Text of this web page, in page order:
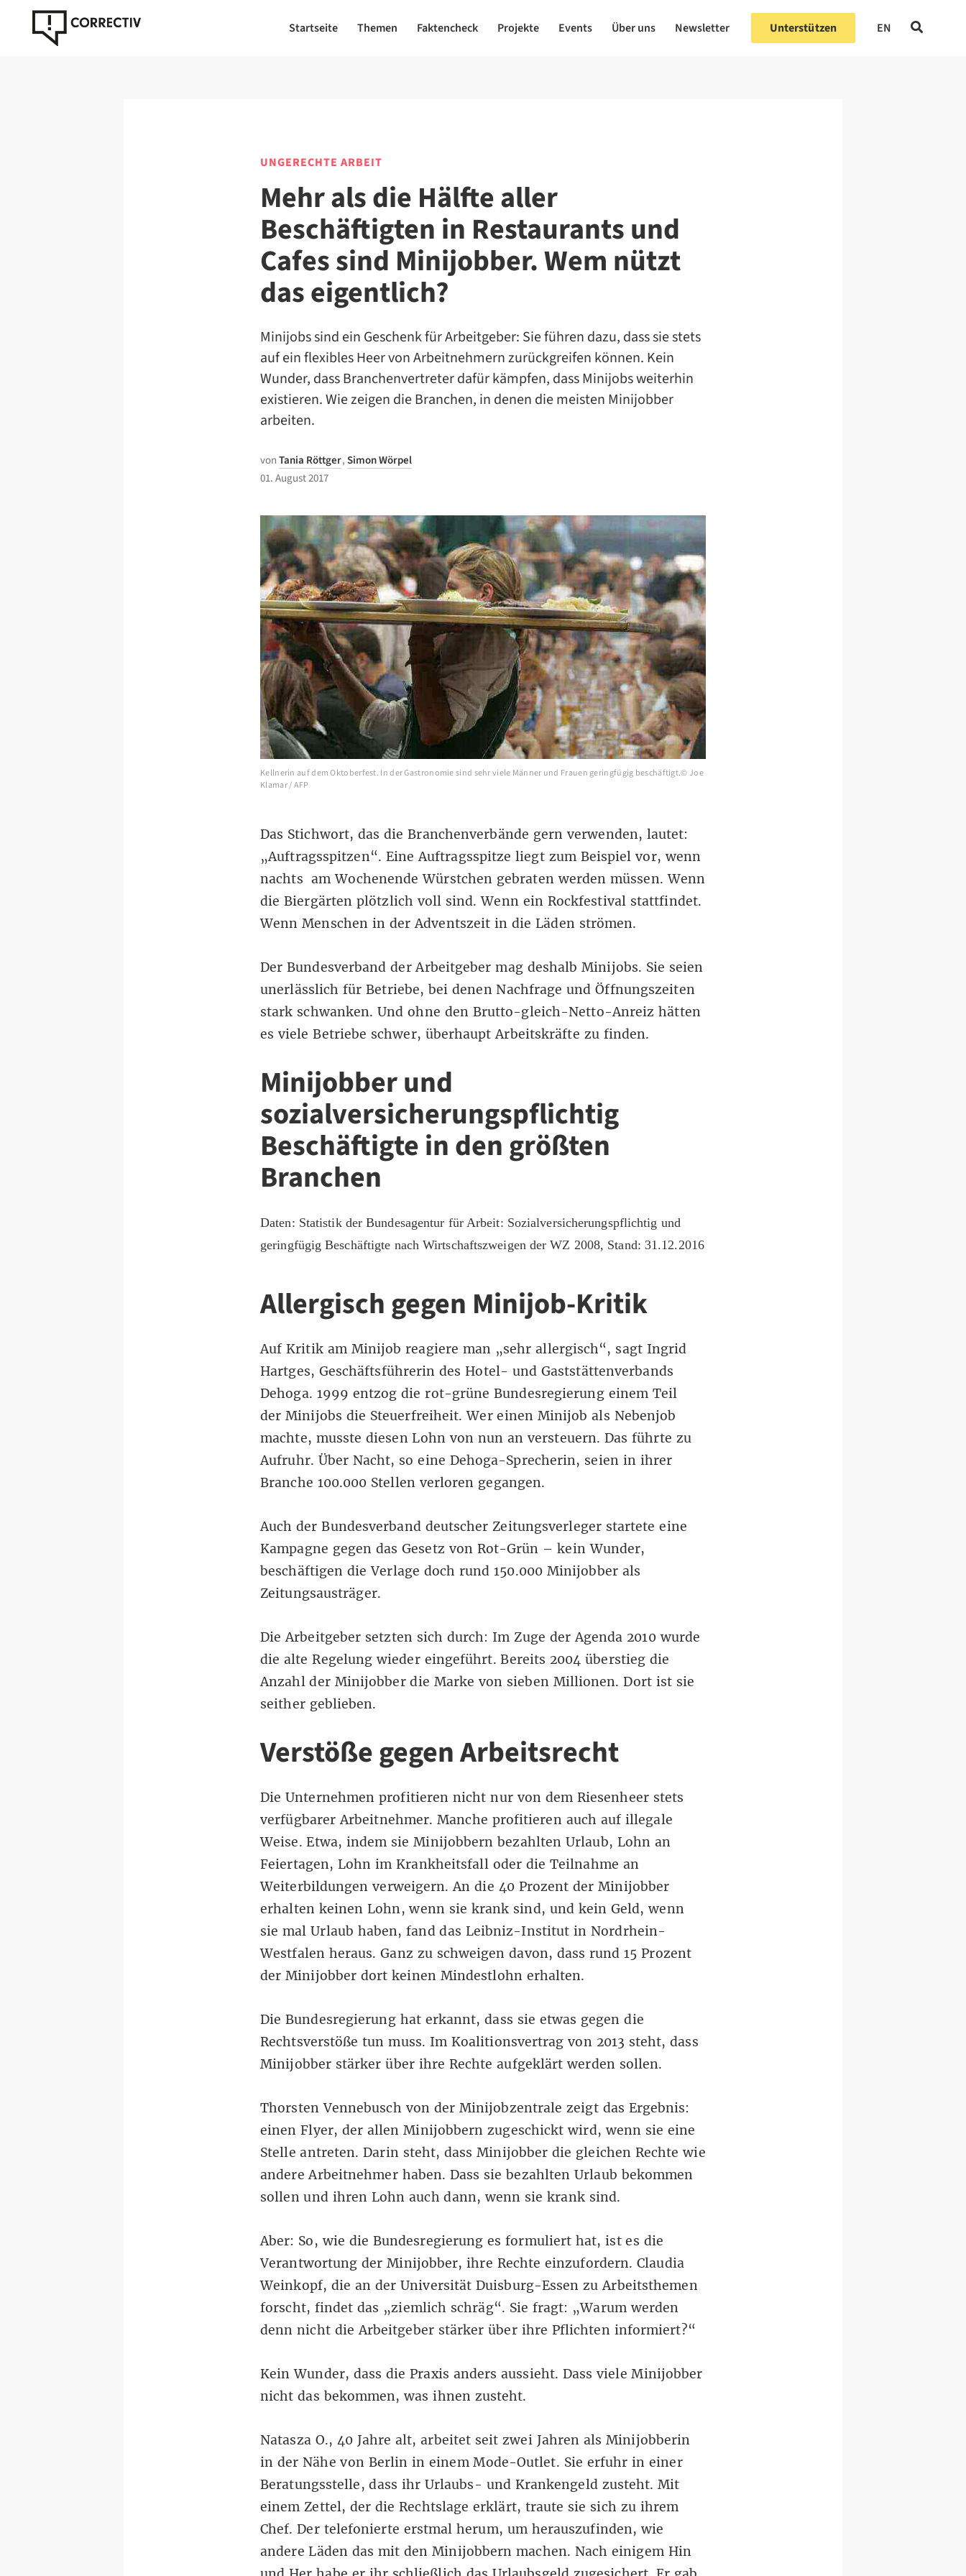
Startseite Themen Faktencheck Projekte Events Über uns Newsletter Unterstützen EN
UNGERECHTE ARBEIT
Mehr als die Hälfte aller
Beschäftigten in Restaurants und
Cafes sind Minijobber. Wem nützt
das eigentlich?
Minijobs sind ein Geschenk für Arbeitgeber: Sie führen dazu, dass sie stets
auf ein flexibles Heer von Arbeitnehmern zurückgreifen können. Kein
Wunder, dass Branchenvertreter dafür kämpfen, dass Minijobs weiterhin
existieren. Wie zeigen die Branchen, in denen die meisten Minijobber
arbeiten.
vonTania Röttger,Simon Wörpel
01. August 2017
Kellnerin auf dem Oktoberfest. In der Gastronomie sind sehr viele Männer und Frauen geringfügig beschäftigt.© Joe
Klamar / AFP
Das Stichwort, das die Branchenverbände gern verwenden, lautet:
„Auftragsspitzen“. Eine Auftragsspitze liegt zum Beispiel vor, wenn
nachts am Wochenende Würstchen gebraten werden müssen. Wenn
die Biergärten plötzlich voll sind. Wenn ein Rockfestival stattfindet.
Wenn Menschen in der Adventszeit in die Läden strömen.
Der Bundesverband der Arbeitgeber mag deshalb Minijobs. Sie seien
unerlässlich für Betriebe, bei denen Nachfrage und Öffnungszeiten
stark schwanken. Und ohne den Brutto-gleich-Netto-Anreiz hätten
es viele Betriebe schwer, überhaupt Arbeitskräfte zu finden.
Minijobber und
sozialversicherungspflichtig
Beschäftigte in den größten
Branchen
Daten: Statistik der Bundesagentur für Arbeit: Sozialversicherungspflichtig und
geringfügig Beschäftigte nach Wirtschaftszweigen der WZ 2008, Stand: 31.12.2016
Allergisch gegen Minijob-Kritik
Auf Kritik am Minijob reagiere man „sehr allergisch“, sagt Ingrid
Hartges, Geschäftsführerin des Hotel- und Gaststättenverbands
Dehoga. 1999 entzog die rot-grüne Bundesregierung einem Teil
der Minijobs die Steuerfreiheit. Wer einen Minijob als Nebenjob
machte, musste diesen Lohn von nun an versteuern. Das führte zu
Aufruhr. Über Nacht, so eine Dehoga-Sprecherin, seien in ihrer
Branche 100.000 Stellen verloren gegangen.
Auch der Bundesverband deutscher Zeitungsverleger startete eine
Kampagne gegen das Gesetz von Rot-Grün – kein Wunder,
beschäftigen die Verlage doch rund 150.000 Minijobber als
Zeitungsausträger.
Die Arbeitgeber setzten sich durch: Im Zuge der Agenda 2010 wurde
die alte Regelung wieder eingeführt. Bereits 2004 überstieg die
Anzahl der Minijobber die Marke von sieben Millionen. Dort ist sie
seither geblieben.
Verstöße gegen Arbeitsrecht
Die Unternehmen profitieren nicht nur von dem Riesenheer stets
verfügbarer Arbeitnehmer. Manche profitieren auch auf illegale
Weise. Etwa, indem sie Minijobbern bezahlten Urlaub, Lohn an
Feiertagen, Lohn im Krankheitsfall oder die Teilnahme an
Weiterbildungen verweigern. An die 40 Prozent der Minijobber
erhalten keinen Lohn, wenn sie krank sind, und kein Geld, wenn
sie mal Urlaub haben, fand das Leibniz-Institut in Nordrhein-
Westfalen heraus. Ganz zu schweigen davon, dass rund 15 Prozent
der Minijobber dort keinen Mindestlohn erhalten.
Die Bundesregierung hat erkannt, dass sie etwas gegen die
Rechtsverstöße tun muss. Im Koalitionsvertrag von 2013 steht, dass
Minijobber stärker über ihre Rechte aufgeklärt werden sollen.
Thorsten Vennebusch von der Minijobzentrale zeigt das Ergebnis:
einen Flyer, der allen Minijobbern zugeschickt wird, wenn sie eine
Stelle antreten. Darin steht, dass Minijobber die gleichen Rechte wie
andere Arbeitnehmer haben. Dass sie bezahlten Urlaub bekommen
sollen und ihren Lohn auch dann, wenn sie krank sind.
Aber: So, wie die Bundesregierung es formuliert hat, ist es die
Verantwortung der Minijobber, ihre Rechte einzufordern. Claudia
Weinkopf, die an der Universität Duisburg-Essen zu Arbeitsthemen
forscht, findet das „ziemlich schräg“. Sie fragt: „Warum werden
denn nicht die Arbeitgeber stärker über ihre Pflichten informiert?“
Kein Wunder, dass die Praxis anders aussieht. Dass viele Minijobber
nicht das bekommen, was ihnen zusteht.
Natasza O., 40 Jahre alt, arbeitet seit zwei Jahren als Minijobberin
in der Nähe von Berlin in einem Mode-Outlet. Sie erfuhr in einer
Beratungsstelle, dass ihr Urlaubs- und Krankengeld zusteht. Mit
einem Zettel, der die Rechtslage erklärt, traute sie sich zu ihrem
Chef. Der telefonierte erstmal herum, um herauszufinden, wie
andere Läden das mit den Minijobbern machen. Nach einigem Hin